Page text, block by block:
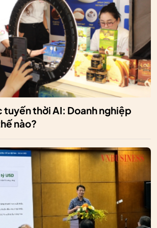
tuyến thời AI: Doanh nghiệp
nào?